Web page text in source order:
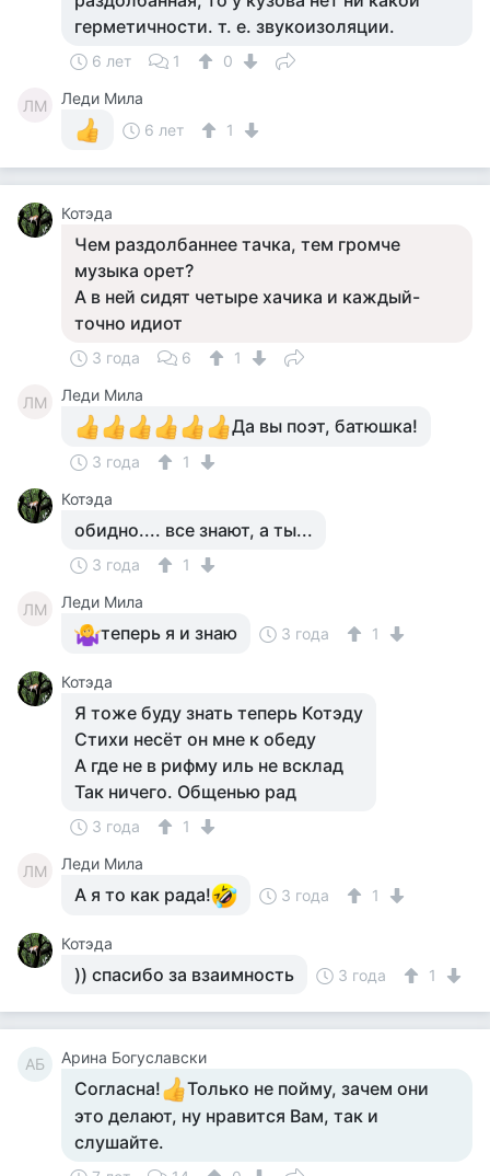
герметичности. т. е. звукоизоляции.
6 лет 1 0
ЛМ
Леди Мила
6 лет
1
Котэда
Чем раздолбаннее тачка, тем громче
музыка орет?
А в ней сидят четыре хачика и каждый-
точно идиот
3 года 6 1
ЛМ Леди Мила
Да вы поэт, батюшка!
3 года
1
Котэда
обидно.... все знают, а ты...
3 года 1
ЛМ Леди Мила
теперь я и знаю 3 года 1
Котэда
Я тоже буду знать теперь Котэду
Стихи несёт он мне к обеду
А где не в рифму иль не всклад
Так ничего. Общенью рад
3 года 1
ЛМ Леди Мила
А я то как рада! 3 года 1
Котэда
)) спасибо за взаимность 3 года 1
АБ Арина Богуславски
Согласна!
Только не пойму, зачем они
это делают, ну нравится Вам, так и
слушайте.